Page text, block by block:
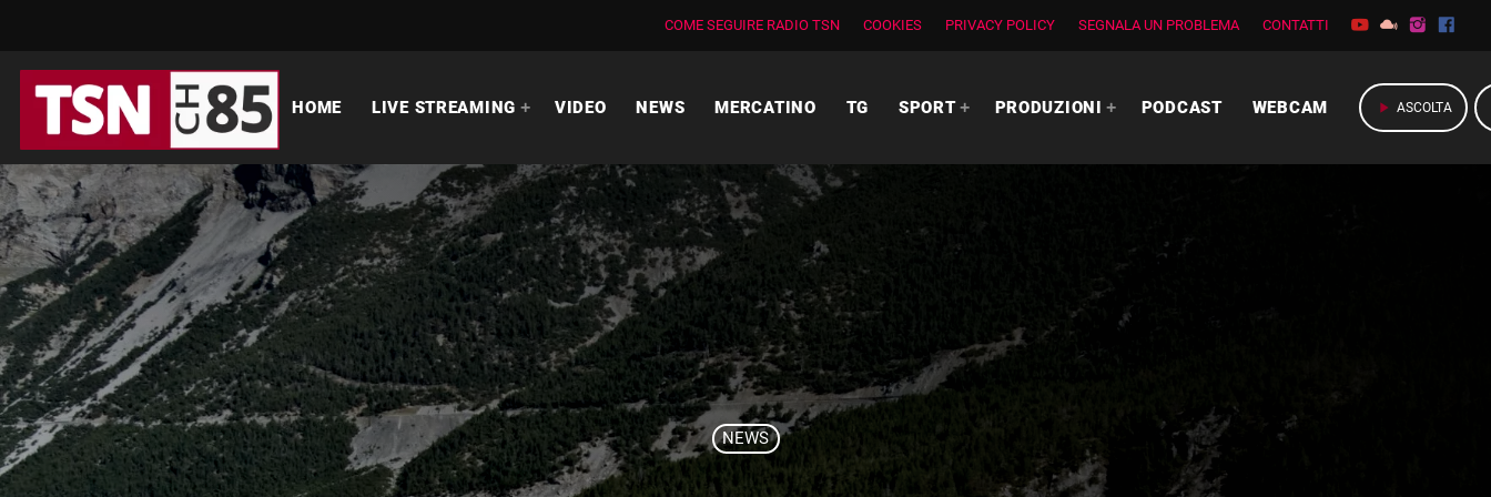
COME SEGUIRE RADIO TSN COOKIES PRIVACY POLICY SEGNALA UN PROBLEMA CONTATTI
HOME LIVE STREAMING VIDEO NEWS MERCATINO TG SPORT PRODUZIONI PODCAST WEBCAM play_arrow ASCOLTA
NEWS